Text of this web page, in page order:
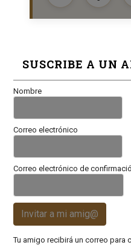
SUSCRIBE A UN
Nombre
Correo electrónico
Correo electrónico de
Invitar a mi amig@
Tu amigo recibirá un correo para